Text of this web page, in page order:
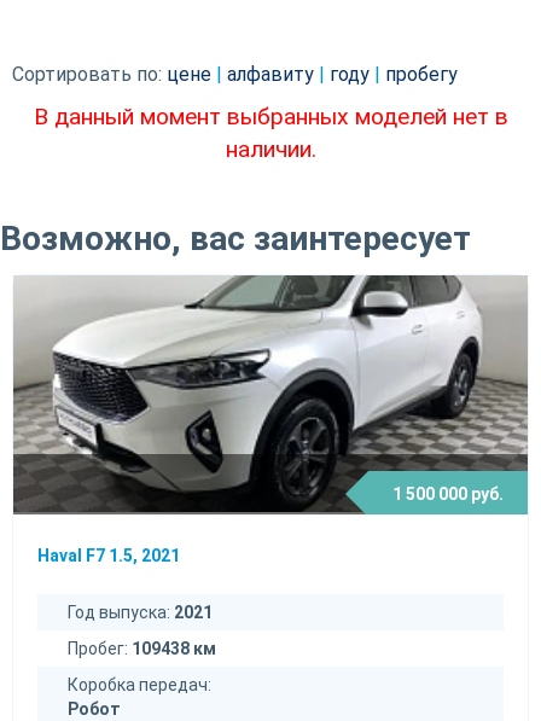
Сортировать по: цене алфавиту году пробегу
В данный момент выбранных моделей нет в
наличии.
Возможно, вас заинтересует
1 500 000 руб.
Haval F7 1.5, 2021
Год выпуска: 2021
Пробег: 109438 км
Коробка передач:
Робот